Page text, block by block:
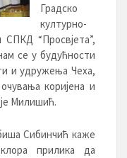
Градско
културно-
СПКД “Просвјета”,
се у будућности
и удружења Чеха,
коријена и
Милишић.
Сибинчић каже
прилика да